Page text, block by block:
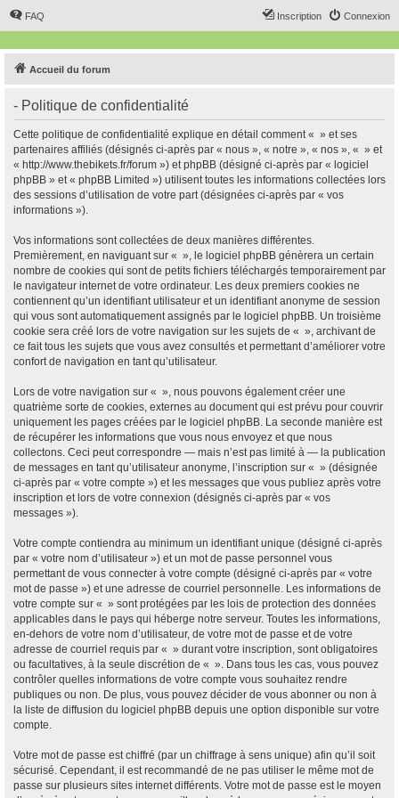
FAQ Connexion
Inscription
Accueil du forum
- Politique de confidentialité
Cette politique de confidentialité explique en détail comment « » et ses
partenaires affiliés (désignés ci-après par « nous », « notre », « nos », « » et
« http://www.thebikets.fr/forum ») et phpBB (désigné ci-après par « logiciel
phpBB » et « phpBB Limited ») utilisent toutes les informations collectées lors
des sessions d’utilisation de votre part (désignées ci-après par « vos
informations »).
Vos informations sont collectées de deux manières différentes.
Premièrement, en naviguant sur « », le logiciel phpBB génèrera un certain
nombre de cookies qui sont de petits fichiers téléchargés temporairement par
le navigateur internet de votre ordinateur. Les deux premiers cookies ne
contiennent qu’un identifiant utilisateur et un identifiant anonyme de session
qui vous sont automatiquement assignés par le logiciel phpBB. Un troisième
cookie sera créé lors de votre navigation sur les sujets de « », archivant de
ce fait tous les sujets que vous avez consultés et permettant d’améliorer votre
confort de navigation en tant qu’utilisateur.
Lors de votre navigation sur « », nous pouvons également créer une
quatrième sorte de cookies, externes au document qui est prévu pour couvrir
uniquement les pages créées par le logiciel phpBB. La seconde manière est
de récupérer les informations que vous nous envoyez et que nous
collectons. Ceci peut correspondre — mais n’est pas limité à — la publication
de messages en tant qu’utilisateur anonyme, l’inscription sur « » (désignée
ci-après par « votre compte ») et les messages que vous publiez après votre
inscription et lors de votre connexion (désignés ci-après par « vos
messages »).
Votre compte contiendra au minimum un identifiant unique (désigné ci-après
par « votre nom d’utilisateur ») et un mot de passe personnel vous
permettant de vous connecter à votre compte (désigné ci-après par « votre
mot de passe ») et une adresse de courriel personnelle. Les informations de
votre compte sur « » sont protégées par les lois de protection des données
applicables dans le pays qui héberge notre serveur. Toutes les informations,
en-dehors de votre nom d’utilisateur, de votre mot de passe et de votre
adresse de courriel requis par « » durant votre inscription, sont obligatoires
ou facultatives, à la seule discrétion de « ». Dans tous les cas, vous pouvez
contrôler quelles informations de votre compte vous souhaitez rendre
publiques ou non. De plus, vous pouvez décider de vous abonner ou non à
la liste de diffusion du logiciel phpBB depuis une option disponible sur votre
compte.
Votre mot de passe est chiffré (par un chiffrage à sens unique) afin qu’il soit
sécurisé. Cependant, il est recommandé de ne pas utiliser le même mot de
passe sur plusieurs sites internet différents. Votre mot de passe est le moyen